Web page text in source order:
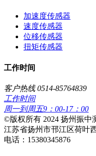
加速度传感器
速度传感器
位移传感器
扭矩传感器
工作时间
客户热线 0514-85764839
工作时间
周一到周五9：00-17：00
​©版权所有 2024 扬州振中
江苏省扬州市邗江区荷叶
电话：15380345876